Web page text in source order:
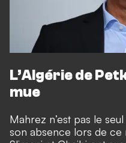
L’Algérie de
mue
Mahrez n’est pas le
son absence lors de ce